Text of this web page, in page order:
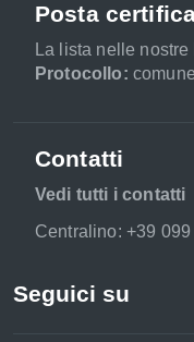
Posta
La lista nelle nostre
Protocollo:
Contatti
Vedi tutti i contatti
Centralino: +39 099
Seguici su